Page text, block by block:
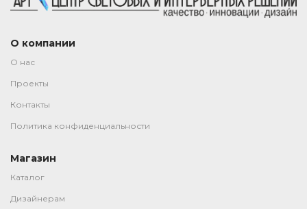
О компании
О нас
Проекты
Контакты
Политика конфиденциальности
Магазин
Каталог
Дизайнерам